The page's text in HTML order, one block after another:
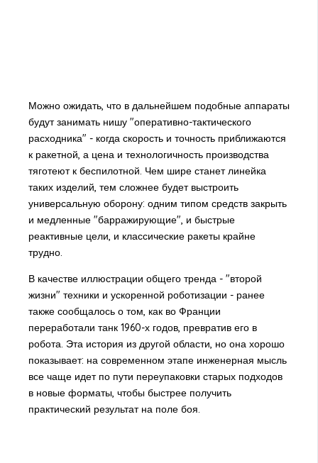
Можно ожидать, что в дальнейшем подобные аппараты
будут занимать нишу "оперативно-тактического
расходника" - когда скорость и точность приближаются
к ракетной, а цена и технологичность производства
тяготеют к беспилотной. Чем шире станет линейка
таких изделий, тем сложнее будет выстроить
универсальную оборону: одним типом средств закрыть
и медленные "барражирующие", и быстрые
реактивные цели, и классические ракеты крайне
трудно.
В качестве иллюстрации общего тренда - "второй
жизни" техники и ускоренной роботизации - ранее
также сообщалось о том, как во Франции
переработали танк 1960-х годов, превратив его в
робота. Эта история из другой области, но она хорошо
показывает: на современном этапе инженерная мысль
все чаще идет по пути переупаковки старых подходов
в новые форматы, чтобы быстрее получить
практический результат на поле боя.